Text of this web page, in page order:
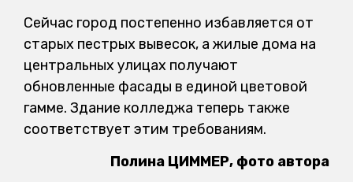
Сейчас город постепенно избавляется от
старых пестрых вывесок, а жилые дома на
центральных улицах получают
обновленные фасады в единой цветовой
гамме. Здание колледжа теперь также
соответствует этим требованиям.
Полина ЦИММЕР, фото автора